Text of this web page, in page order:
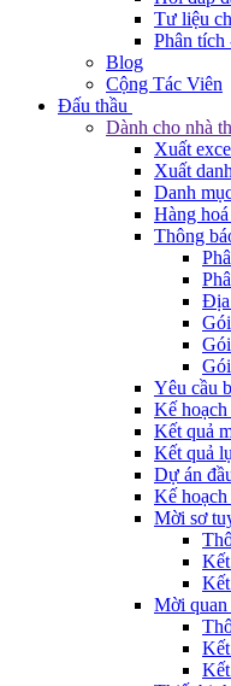
Tư liệu
Phân tích
Blog
Cộng Tác Viên
Đấu thầu
Dành cho nhà
Xuất
Xuất
Danh
Hàng
Thông
Địa
Yêu cầu
Kế hoạch
Kết quả
Kết quả
Dự án
Kế hoạch
Mời sơ
Mời quan